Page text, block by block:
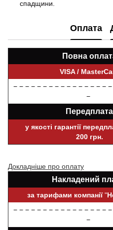
спадщини.
Оплата
Повна
VISA /
− − − − − − − − − − − − − − − −
−
Передплата
у якості гарантії
200 грн.
Докладніше про оплату
Накладений
за тарифами компанії"
− − − − − − − − − − − − − − − −
−